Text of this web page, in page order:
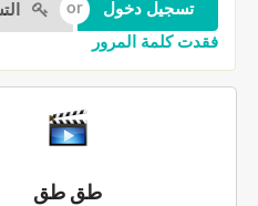
فقدت كلمة المرور
طق طق